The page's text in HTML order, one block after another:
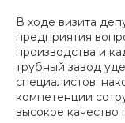
В ходе визита
предприятия
производства и
трубный завод
специалистов:
компетенции
высокое качество